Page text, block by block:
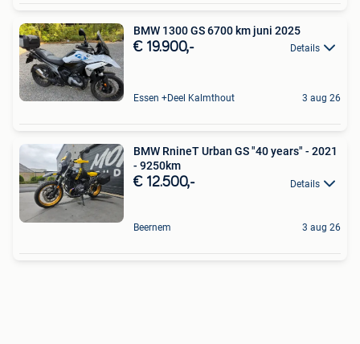
BMW 1300 GS 6700 km juni 2025
€ 19.900,- Details
Essen +Deel Kalmthout 3 aug 26
BMW RnineT Urban GS "40 years" - 2021
- 9250km
€ 12.500,- Details
Beernem 3 aug 26